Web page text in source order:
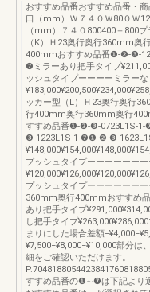
おすすめ品番おすすめ品番・
口（mm）Ｗ７４０Ｗ80０Ｗ
（mm）７４０800400＋800
（K）Ｈ23奥行奥行360mm
400mmおすすめ品番❶-❷-❸-
❼ミラーあり把手タイプ
ッシュタイプーーーーミラー
ッカー型（L）Ｈ23奥行奥行
行400mm奥行360mm奥行
すすめ品番❶-❷-❸-0723L1S-
❸-1223L1S-1-❼❶-❷-❸-
プッシュタイプーーーーーー
プッシュタイプーーーーーー
360mm奥行400mmおすすめ
あり把手タイプ
し把手タイプ
まりにした場合差額
¥7,500−¥8,000−¥10,000部分は
細をご確認いただけます。
すすめ品番の❶∼❼は下記より